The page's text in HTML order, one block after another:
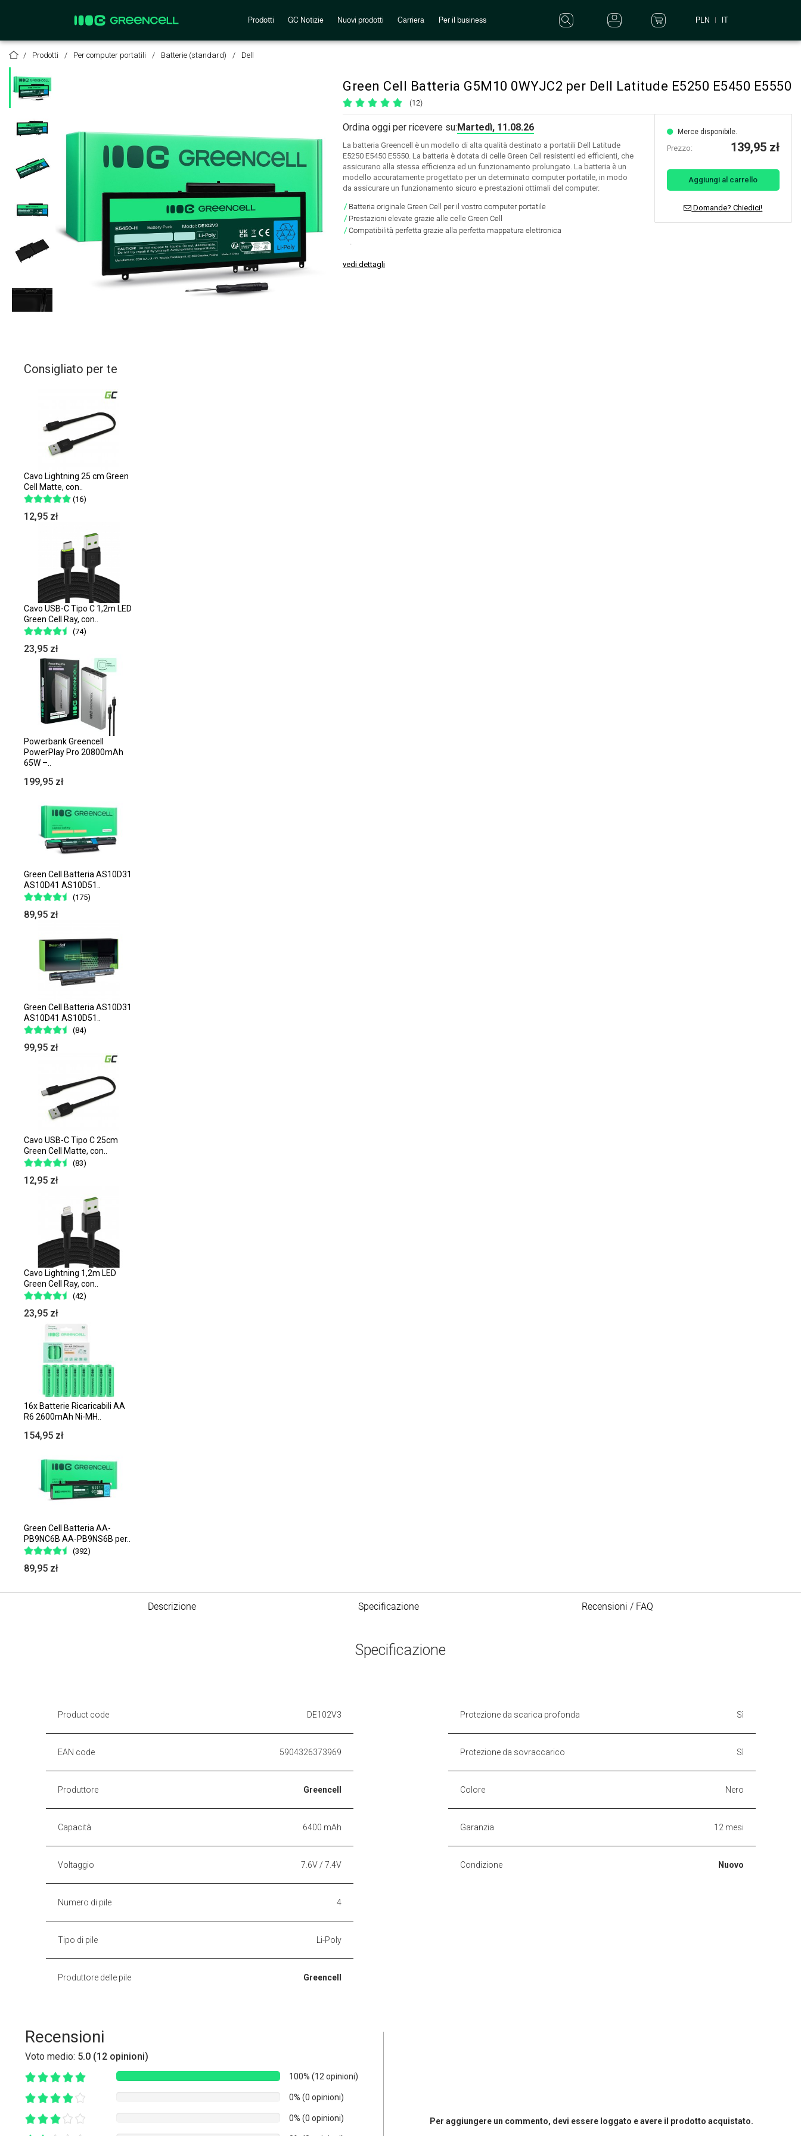
Prodotti GC Notizie Nuovi prodotti Carriera Per il business PLN IT
Prodotti Per computer portatili Batterie (standard) Dell
Green Cell Batteria G5M10 0WYJC2 per Dell Latitude E5250 E5450 E5550
(12)
Ordina oggi per ricevere su:Martedì, 11.08.26
La batteria Greencell è un modello di alta qualità destinato a portatili Dell Latitude
E5250 E5450 E5550. La batteria è dotata di celle Green Cell resistenti ed efficienti, che
assicurano alla stessa efficienza ed un funzionamento prolungato. La batteria è un
modello accuratamente progettato per un determinato computer portatile, in modo
da assicurare un funzionamento sicuro e prestazioni ottimali del computer.
Batteria originale Green Cell per il vostro computer portatile
Prestazioni elevate grazie alle celle Green Cell
Compatibilità perfetta grazie alla perfetta mappatura elettronica
.
vedi dettagli
Merce disponibile.
Prezzo: 139,95 zł
Aggiungi al carrello
Domande? Chiedici!
Consigliato per te
Cavo Lightning 25 cm Green
Cell Matte, con..
(16)
12,95 zł
Cavo USB-C Tipo C 1,2m LED
Green Cell Ray, con..
(74)
23,95 zł
Powerbank Greencell
PowerPlay Pro 20800mAh
65W –..
199,95 zł
Green Cell Batteria AS10D31
AS10D41 AS10D51..
(175)
89,95 zł
Green Cell Batteria AS10D31
AS10D41 AS10D51..
(84)
99,95 zł
Cavo USB-C Tipo C 25cm
Green Cell Matte, con..
(83)
12,95 zł
Cavo Lightning 1,2m LED
Green Cell Ray, con..
(42)
23,95 zł
16x Batterie Ricaricabili AA
R6 2600mAh Ni-MH..
154,95 zł
Green Cell Batteria AA-
PB9NC6B AA-PB9NS6B per..
(392)
89,95 zł
Descrizione Specificazione Recensioni / FAQ
Specificazione
Product code DE102V3
EAN code 5904326373969
Produttore Greencell
Capacità 6400 mAh
Voltaggio 7.6V / 7.4V
Numero di pile 4
Tipo di pile Li-Poly
Produttore delle pile Greencell
Protezione da scarica profonda Sì
Protezione da sovraccarico Sì
Colore Nero
Garanzia 12 mesi
Condizione Nuovo
Recensioni
Voto medio: 5.0 (12 opinioni)
100% (12 opinioni)
0% (0 opinioni)
0% (0 opinioni) Per aggiungere un commento, devi essere loggato e avere il prodotto acquistato.